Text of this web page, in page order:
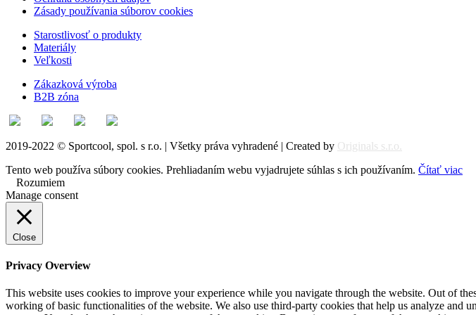
Zásady používania súborov cookies
Starostlivosť o produkty
Materiály
Veľkosti
Zákazková výroba
B2B zóna
2019-2022 © Sportcool, spol. s r.o. | Všetky práva vyhradené | Created by Originals s.r.o.
Tento web používa súbory cookies. Prehliadaním webu vyjadrujete súhlas s ich používaním. Čítať viac
Rozumiem
Manage consent
Close
Privacy Overview
This website uses cookies to improve your experience while you navigate through the website. Out of
working of basic functionalities of the website. We also use third-party cookies that help us analyze